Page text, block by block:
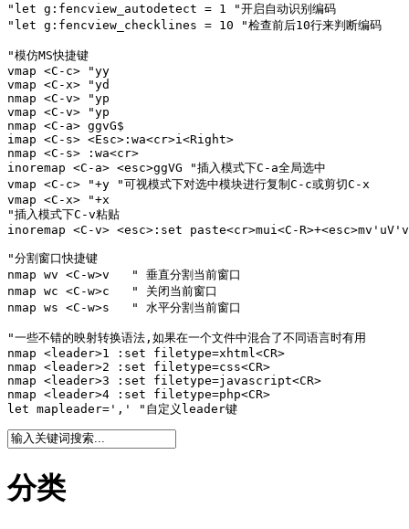
"let g:fencview_autodetect = 1 "开启自动识别编码
"let g:fencview_checklines = 10 "检查前后10行来判断编码
"模仿MS快捷键
vmap <C-c> "yy
vmap <C-x> "yd
nmap <C-v> "yp
vmap <C-v> "yp
nmap <C-a> ggvG$
imap <C-s> <Esc>:wa<cr>i<Right>
nmap <C-s> :wa<cr>
inoremap <C-a> <esc>ggVG "插入模式下C-a全局选中
vmap <C-c> "+y "可视模式下对选中模块进行复制C-c或剪切C-x
vmap <C-x> "+x
"插入模式下C-v粘贴
inoremap <C-v> <esc>:set paste<cr>mui<C-
"分割窗口快捷键
nmap wv <C-w>v   " 垂直分割当前窗口
nmap wc <C-w>c   " 关闭当前窗口
nmap ws <C-w>s   " 水平分割当前窗口
"一些不错的映射转换语法,如果在一个文件中混合了不同语言时有用
nmap <leader>1 :set filetype=xhtml<CR>
nmap <leader>2 :set filetype=css<CR>
nmap <leader>3 :set filetype=javascript<CR>
nmap <leader>4 :set filetype=php<CR>
let mapleader=',' "自定义leader键
分类